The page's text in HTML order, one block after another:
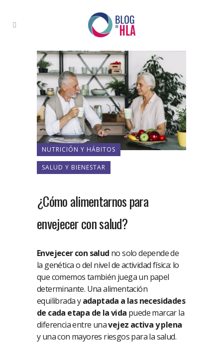
NUTRICIÓN Y HÁBITOS
SALUD Y BIENESTAR
¿Cómo alimentarnos para
envejecer con salud?
Envejecer con salud no solo depende de
la genética o del nivel de actividad física: lo
que comemos también juega un papel
determinante. Una alimentación
equilibrada yadaptada a las necesidades
de cada etapa de la vida puede marcar la
diferencia entre unavejez activa y plena
y una con mayores riesgos para la salud.